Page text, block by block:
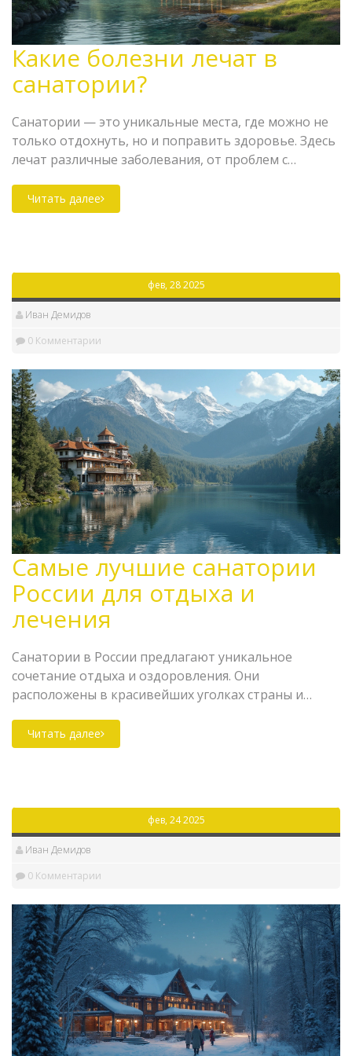
Какие болезни лечат в
санатории?
Санатории — это уникальные места, где можно не
только отдохнуть, но и поправить здоровье. Здесь
лечат различные заболевания, от проблем с
лечения, которые используют в санаториях и об их
преимуществах. Возможно, это именно то, что вам
Читать далее
фев, 28 2025
Иван Демидов
0 Комментарии
Самые лучшие санатории
России для отдыха и
лечения
Санатории в России предлагают уникальное
сочетание отдыха и оздоровления. Они
расположены в красивейших уголках страны и
процедур. Популярные направления включают
Кавказские Минеральные Воды и Алтай. В этой
уделено качеству услуг и живописным
Читать далее
фев, 24 2025
Иван Демидов
0 Комментарии